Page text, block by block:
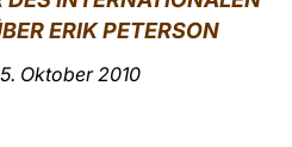
ERIK PETERSON
Oktober 2010